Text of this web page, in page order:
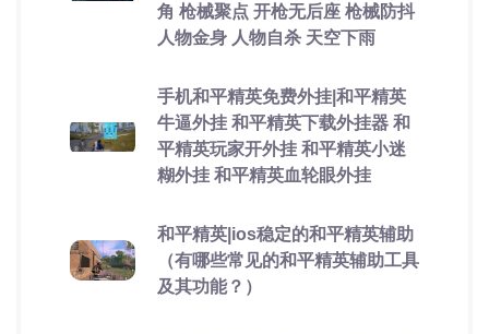
角 枪械聚点 开枪无后座 枪械防抖
人物金身 人物自杀 天空下雨
手机和平精英免费外挂|和平精英
牛逼外挂 和平精英下载外挂器 和
平精英玩家开外挂 和平精英小迷
糊外挂 和平精英血轮眼外挂
和平精英|ios稳定的和平精英辅助
（有哪些常见的和平精英辅助工具
及其功能？）